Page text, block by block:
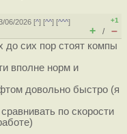
06/2026 [^] [^^] [^^^]
+1
+ / –
до сих пор стоят компы
вполне норм и
довольно быстро (я
по скорости